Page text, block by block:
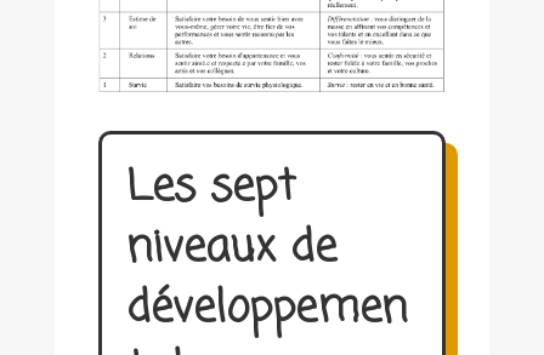
Les sept
niveaux de
développemen